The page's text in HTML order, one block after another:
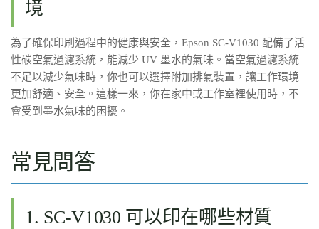
境
為了確保印刷過程中的健康與安全，Epson SC-V1030 配備了活
性碳空氣過濾系統，能減少 UV 墨水的氣味。當空氣過濾系統
不足以減少氣味時，你也可以選擇附加排氣裝置，讓工作環境
更加舒適、安全。這樣一來，你在家中或工作室裡使用時，不
會受到墨水氣味的困擾。
常見問答
1. SC-V1030 可以印在哪些材質